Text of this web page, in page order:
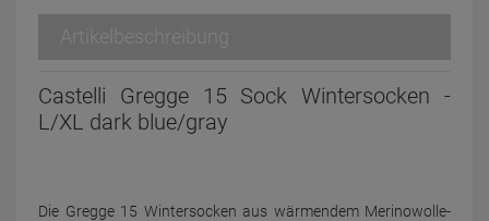
Artikelbeschreibung
Castelli Gregge 15 Sock Wintersocken -
L/XL dark blue/gray
Die Gregge 15 Wintersocken aus wärmendem Merinowolle-